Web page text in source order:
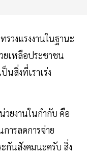
วงแรงงานในฐานะ
ยเหลือประชาชน
นสิ่งที่เราเร่ง
ยงานในกำกับ คือ
ารลดการจ่าย
กันสังคมนะครับ สิ่ง